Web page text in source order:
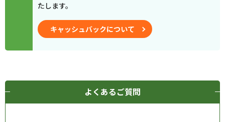
たします。
キャッシュバックについて
よくあるご質問